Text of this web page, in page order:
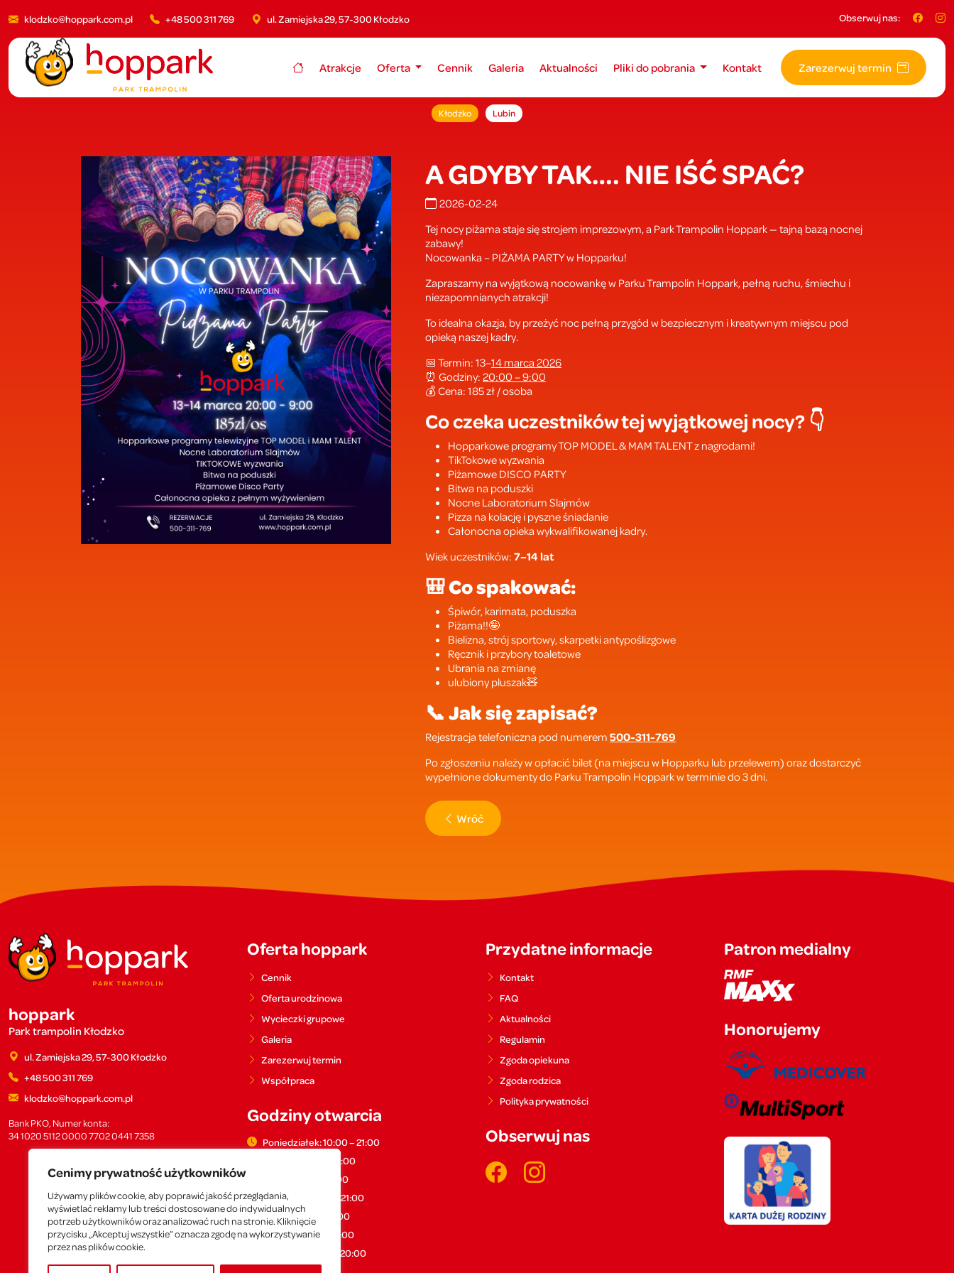
Cenimy prywatność użytkowników
Używamy plików cookie, aby poprawić jakość przeglądania,
wyświetlać reklamy lub treści dostosowane do indywidualnych
potrzeb użytkowników oraz analizować ruch na stronie. Kliknięcie
przycisku „Akceptuj wszystkie” oznacza zgodę na wykorzystywanie
przez nas plików cookie.
klodzko@hoppark.com.pl +48 500 311 769 ul. Zamiejska 29, 57-300 Kłodzko Obserwuj nas:
Atrakcje Oferta Cennik Galeria Aktualności Pliki do pobrania Kontakt Zarezerwuj termin
Kłodzko Lubin
A GDYBY TAK…. NIE IŚĆ SPAĆ?
2026-02-24
Tej nocy piżama staje się strojem imprezowym, a Park Trampolin Hoppark — tajną bazą nocnej
zabawy!
Nocowanka – PIŻAMA PARTY w Hopparku!
Zapraszamy na wyjątkową nocowankę w Parku Trampolin Hoppark, pełną ruchu, śmiechu i
niezapomnianych atrakcji!
To idealna okazja, by przeżyć noc pełną przygód w bezpiecznym i kreatywnym miejscu pod
opieką naszej kadry.
📅 Termin: 13–14 marca 2026
⏰ Godziny: 20:00 – 9:00
💰 Cena: 185 zł / osoba
Co czeka uczestników tej wyjątkowej nocy? 👇
Hopparkowe programy TOP MODEL & MAM TALENT z nagrodami!
TikTokowe wyzwania
Piżamowe DISCO PARTY
Bitwa na poduszki
Nocne Laboratorium Slajmów
Pizza na kolację i pyszne śniadanie
Całonocna opieka wykwalifikowanej kadry.
Wiek uczestników: 7–14 lat
🎒Co spakować:
Śpiwór, karimata, poduszka
Piżama!!🤪
Bielizna, strój sportowy, skarpetki antypoślizgowe
Ręcznik i przybory toaletowe
Ubrania na zmianę
ulubiony pluszak🧸
📞Jak się zapisać?
Rejestracja telefoniczna pod numerem 500-311-769
Po zgłoszeniu należy w opłacić bilet (na miejscu w Hopparku lub przelewem) oraz dostarczyć
wypełnione dokumenty do Parku Trampolin Hoppark w terminie do 3 dni.
Wróć
hoppark
Park trampolin Kłodzko
ul. Zamiejska 29, 57-300 Kłodzko
+48 500 311 769
klodzko@hoppark.com.pl
Bank PKO, Numer konta:
34 1020 5112 0000 7702 0441 7358
Oferta hoppark
Cennik
Oferta urodzinowa
Wycieczki grupowe
Galeria
Zarezerwuj termin
Współpraca
Godziny otwarcia
Poniedziałek: 10:00 – 21:00
Wtorek: 10:00 – 21:00
Środa: 10:00 – 21:00
Czwartek: 10:00 – 21:00
Piątek: 10:00 – 21:00
Sobota: 10:00 – 21:00
Niedziela: 10:00 – 20:00
Przydatne informacje
Kontakt
FAQ
Aktualności
Regulamin
Zgoda opiekuna
Zgoda rodzica
Polityka prywatności
Obserwuj nas
Patron medialny
Honorujemy